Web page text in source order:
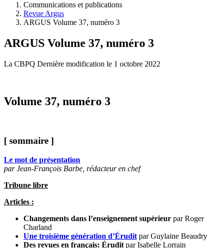
Communications et publications
Revue Argus
ARGUS Volume 37, numéro 3
ARGUS Volume 37, numéro 3
La CBPQ Dernière modification le 1 octobre 2022
Volume 37, numéro 3
[ sommaire ]
Le mot de présentation
par Jean-François Barbe, rédacteur en chef
Tribune libre
Articles :
Changements dans l’enseignement supérieur par Roger
Charland
Une troisième génération d’Érudit par Guylaine Beaudry
Des revues en français: Érudit par Isabelle Lorrain